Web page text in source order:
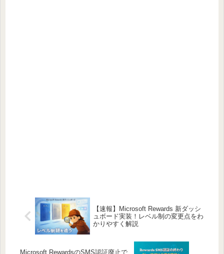
【速報】Microsoft Rewards 新ダッシ
ュボード実装！レベル制の変更点をわ
かりやすく解説
Microsoft RewardsのSMS認証廃止で